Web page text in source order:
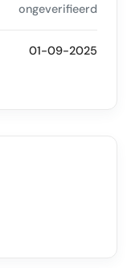
ongeverifieerd
01-09-2025